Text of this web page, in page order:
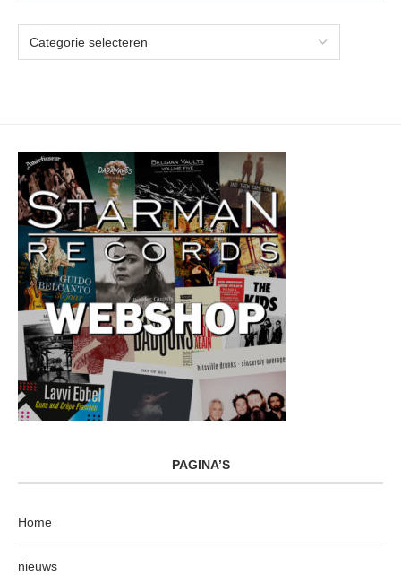
PAGINA’S
Home
nieuws